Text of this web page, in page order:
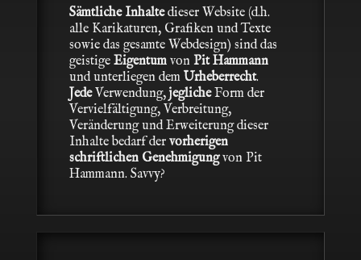
Sämtliche Inhaltedieser Website (d.h.
alle Karikaturen, Grafiken und Texte
sowie das gesamte Webdesign) sind das
geistige Eigentumvon Pit Hammann
und unterliegen dem Urheberrecht.
JedeVerwendung, jeglicheForm der
Vervielfältigung, Verbreitung,
Veränderung und Erweiterung dieser
Inhalte bedarf der vorherigen
schriftlichen Genehmigungvon Pit
Hammann. Savvy?